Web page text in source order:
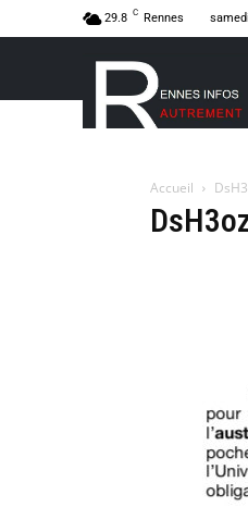
29.8 C Rennes
Accueil